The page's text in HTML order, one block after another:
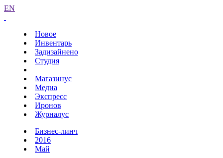
EN
Новое
Инвентарь
Задизайнено
Студия
Магазинус
Медиа
Экспресс
Иронов
Журналус
Бизнес-линч
2016
Май